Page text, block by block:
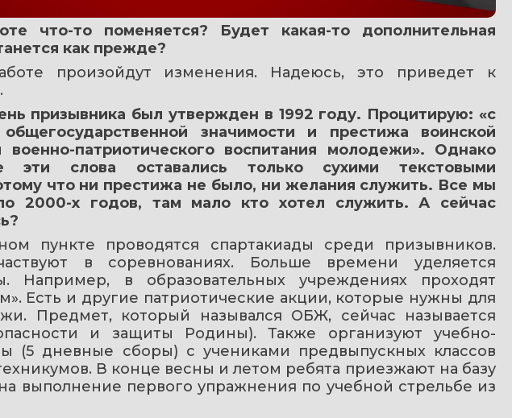
что-то поменяется? Будет какая-то дополнительная
как прежде?
произойдут изменения. Надеюсь, это приведет к
призывника был утвержден в 1992 году. Процитирую: «с
значимости и престижа воинской
патриотического воспитания молодежи». Однако
слова оставались только сухими текстовыми
что ни престижа не было, ни желания служить. Все мы
2000-х годов, там мало кто хотел служить. А сейчас
пункте проводятся спартакиады среди призывников.
в соревнованиях. Больше времени уделяется
Например, в образовательных учреждениях проходят
Есть и другие патриотические акции, которые нужны для
Предмет, который назывался ОБЖ, сейчас называется
и защиты Родины). Также организуют учебно-
(5 дневные сборы) с учениками предвыпускных классов
В конце весны и летом ребята приезжают на базу
выполнение первого упражнения по учебной стрельбе из